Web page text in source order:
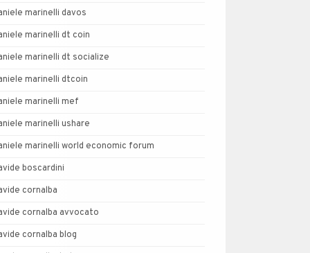
marinelli davos
marinelli dt coin
marinelli dt socialize
marinelli dtcoin
marinelli mef
marinelli ushare
marinelli world economic forum
boscardini
cornalba
cornalba avvocato
cornalba blog